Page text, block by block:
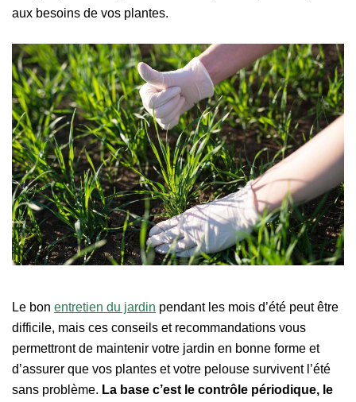
aux besoins de vos plantes.
Le bon entretien du jardin pendant les mois d’été peut être
difficile, mais ces conseils et recommandations vous
permettront de maintenir votre jardin en bonne forme et
d’assurer que vos plantes et votre pelouse survivent l’été
sans problème. La base c’est le contrôle périodique, le